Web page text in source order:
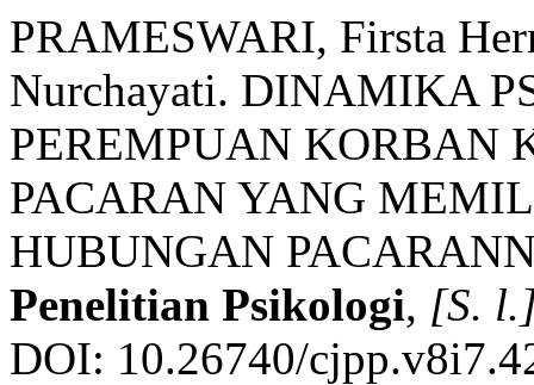
PRAMESWARI, Firsta
Nurchayati. DINAMIKA
PEREMPUAN KORBAN
PACARAN YANG
HUBUNGAN
Penelitian Psikologi, [S.
DOI: 10.26740/